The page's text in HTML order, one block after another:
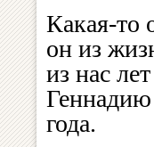
Какая-то
он из
из нас
Геннадию
года.